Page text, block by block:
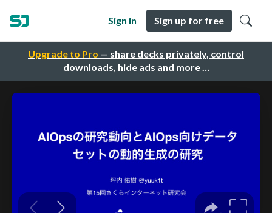
Upgrade to Pro — share decks privately, control
downloads, hide ads and more …
Sign in Sign up for free